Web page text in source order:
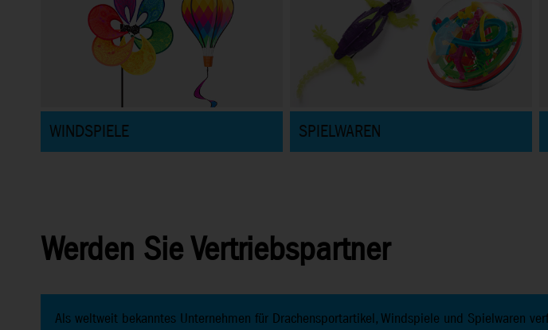
WINDSPIELE SPIELWAREN
Werden Sie Vertriebspartner
Als weltweit bekanntes Unternehmen für Drachensportartikel, Windspiele und Spielwaren